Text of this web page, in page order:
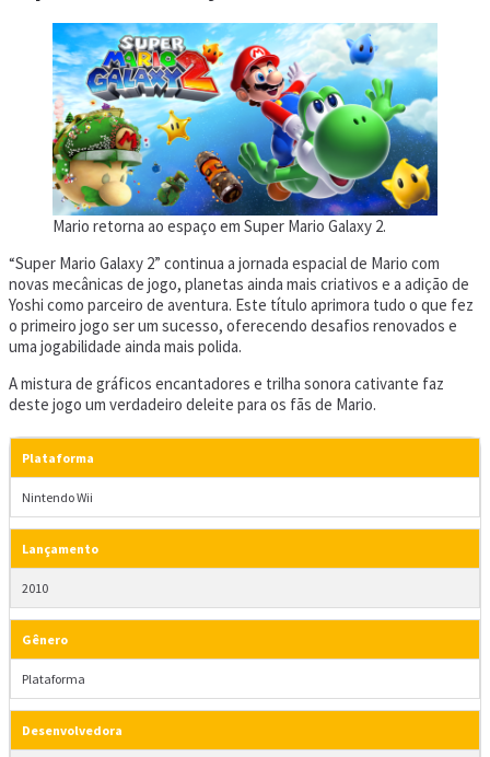
Mario retorna ao espaço em Super Mario Galaxy 2.
“Super Mario Galaxy 2” continua a jornada espacial de Mario com
novas mecânicas de jogo, planetas ainda mais criativos e a adição de
Yoshi como parceiro de aventura. Este título aprimora tudo o que fez
o primeiro jogo ser um sucesso, oferecendo desafios renovados e
uma jogabilidade ainda mais polida.
A mistura de gráficos encantadores e trilha sonora cativante faz
deste jogo um verdadeiro deleite para os fãs de Mario.
Plataforma
Nintendo Wii
Lançamento
2010
Gênero
Plataforma
Desenvolvedora